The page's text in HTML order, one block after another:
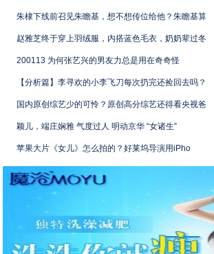
朱棣下线前召见朱瞻基，想不想传位给他？朱瞻基算
赵雅芝终于穿上羽绒服，内搭蓝色毛衣，奶奶辈过冬
200113 为何张艺兴的男友力总是用在奇奇怪
【分析篇】李寻欢的小李飞刀每次扔完还捡回去吗？
国内原创综艺少的可怜？原创高分综艺还得看央视爸
颖儿，端庄娴雅 气度过人 明动京华 “女诸生”
苹果大片《女儿》怎么拍的？好莱坞导演用iPho